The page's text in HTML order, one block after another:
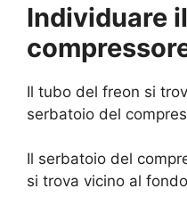
Individuare
Il tubo del freon si
serbatoio del
Il serbatoio del
si trova vicino al